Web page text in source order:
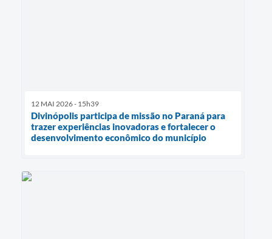
12 MAI 2026 - 15h39
Divinópolis participa de missão no Paraná para
trazer experiências inovadoras e fortalecer o
desenvolvimento econômico do município